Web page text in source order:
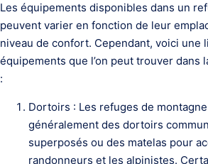
Les équipements disponibles dans un
peuvent varier en fonction de leur
niveau de confort. Cependant, voici une
équipements que l’on peut trouver dans
:
Dortoirs : Les refuges de
généralement des dortoirs
superposés ou des matelas pour
randonneurs et les alpinistes.